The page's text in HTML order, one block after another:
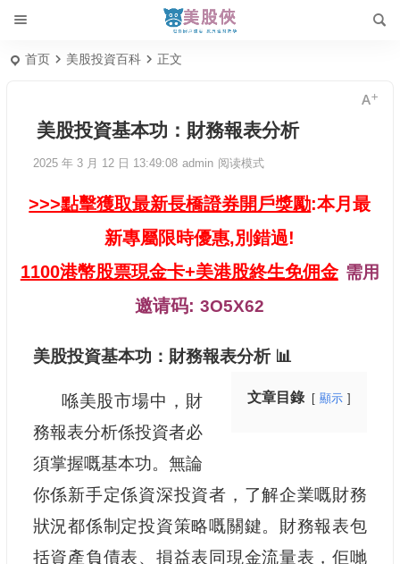
首页 美股投資百科 正文
美股投資基本功：財務報表分析
2025 年 3 月 12 日 13:49:08 admin 阅读模式
>>>點擊獲取最新長橋證券開戶獎勵:本月最
新專屬限時優惠,別錯過!
1100港幣股票現金卡+美港股終生免佣金 需用
邀请码:3O5X62
美股投資基本功：財務報表分析 📊
文章目錄 顯示
喺美股市場中，財
務報表分析係投資者必
須掌握嘅基本功。無論
你係新手定係資深投資者，了解企業嘅財務
狀況都係制定投資策略嘅關鍵。財務報表包
括資產負債表、損益表同現金流量表，佢哋